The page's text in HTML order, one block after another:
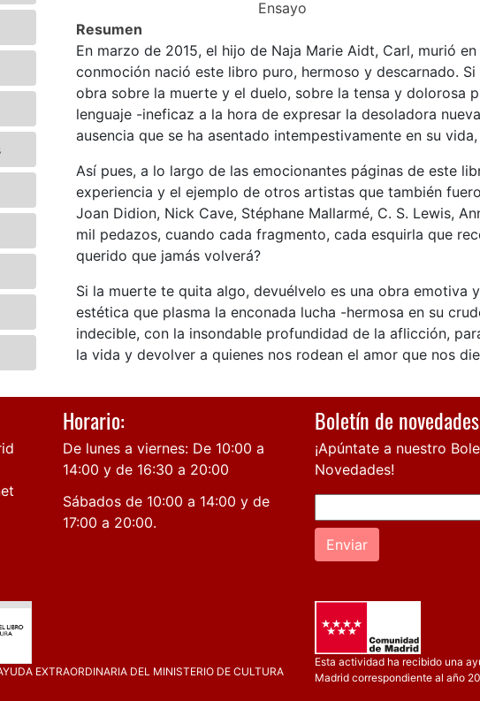
Ensayo
Resumen
En marzo de 2015, el hijo de Naja Marie Aidt, Carl, murió
conmoción nació este libro puro, hermoso y descarnado.
obra sobre la muerte y el duelo, sobre la tensa y dolorosa
lenguaje -ineficaz a la hora de expresar la desoladora
ausencia que se ha asentado intempestivamente en su
Así pues, a lo largo de las emocionantes páginas de este
experiencia y el ejemplo de otros artistas que también
Joan Didion, Nick Cave, Stéphane Mallarmé, C. S. Lewis,
mil pedazos, cuando cada fragmento, cada esquirla que
querido que jamás volverá?
Si la muerte te quita algo, devuélvelo es una obra emotiva
estética que plasma la enconada lucha -hermosa en su
indecible, con la insondable profundidad de la aflicción,
la vida y devolver a quienes nos rodean el amor que nos
Horario:
De lunes a viernes: De 10:00 a
14:00 y de 16:30 a 20:00
Sábados de 10:00 a 14:00 y de
17:00 a 20:00.
Boletín de novedades
¡Apúntate a nuestro
Novedades!
Enviar
EXTRAORDINARIA DEL MINISTERIO DE CULTURA
Esta actividad ha recibido una
Madrid correspondiente al año